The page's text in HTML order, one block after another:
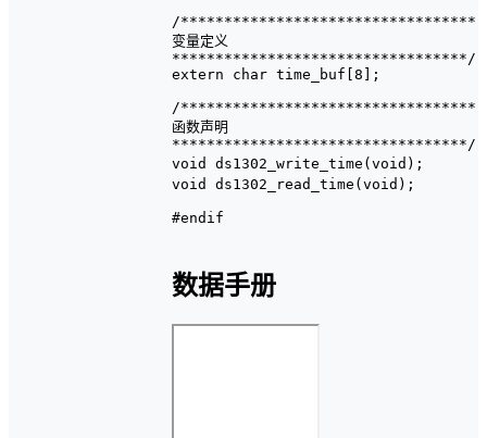
/**********************************
变量定义
**********************************/
extern char time_buf[8];
/**********************************
函数声明
**********************************/
void ds1302_write_time(void);       			//向DS302写入时钟数据
void ds1302_read_time(void);        			//从DS302读出时钟数据
#endif
数据手册